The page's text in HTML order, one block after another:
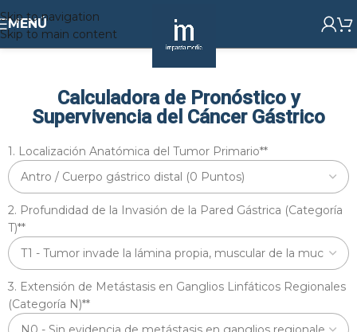
Skip to navigation
Skip to main content
MENÚ
Calculadora de Pronóstico y
Supervivencia del Cáncer Gástrico
1. Localización Anatómica del Tumor Primario**
2. Profundidad de la Invasión de la Pared Gástrica (Categoría
T)**
3. Extensión de Metástasis en Ganglios Linfáticos Regionales
(Categoría N)**